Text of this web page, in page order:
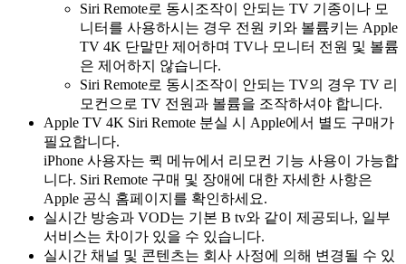
Siri Remote로 동시조작이 안되는 TV 기종이나 모
니터를 사용하시는 경우 전원 키와 볼륨키는 Apple
TV 4K 단말만 제어하며 TV나 모니터 전원 및 볼륨
은 제어하지 않습니다.
Siri Remote로 동시조작이 안되는 TV의 경우 TV 리
모컨으로 TV 전원과 볼륨을 조작하셔야 합니다.
Apple TV 4K Siri Remote 분실 시 Apple에서 별도 구매가
필요합니다.
iPhone 사용자는 퀵 메뉴에서 리모컨 기능 사용이 가능합
니다. Siri Remote 구매 및 장애에 대한 자세한 사항은
Apple 공식 홈페이지를 확인하세요.
실시간 방송과 VOD는 기본 B tv와 같이 제공되나, 일부
서비스는 차이가 있을 수 있습니다.
실시간 채널 및 콘텐츠는 회사 사정에 의해 변경될 수 있